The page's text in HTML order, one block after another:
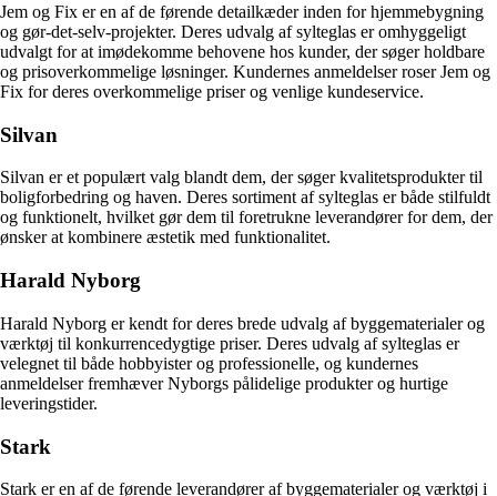
Jem og Fix er en af de førende detailkæder inden for hjemmebygning
og gør-det-selv-projekter. Deres udvalg af sylteglas er omhyggeligt
udvalgt for at imødekomme behovene hos kunder, der søger holdbare
og prisoverkommelige løsninger. Kundernes anmeldelser roser Jem og
Fix for deres overkommelige priser og venlige kundeservice.
Silvan
Silvan er et populært valg blandt dem, der søger kvalitetsprodukter til
boligforbedring og haven. Deres sortiment af sylteglas er både stilfuldt
og funktionelt, hvilket gør dem til foretrukne leverandører for dem, der
ønsker at kombinere æstetik med funktionalitet.
Harald Nyborg
Harald Nyborg er kendt for deres brede udvalg af byggematerialer og
værktøj til konkurrencedygtige priser. Deres udvalg af sylteglas er
velegnet til både hobbyister og professionelle, og kundernes
anmeldelser fremhæver Nyborgs pålidelige produkter og hurtige
leveringstider.
Stark
Stark er en af de førende leverandører af byggematerialer og værktøj i